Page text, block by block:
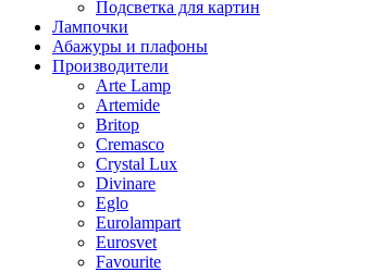
Подсветка для картин
Лампочки
Абажуры и плафоны
Производители
Arte Lamp
Artemide
Britop
Cremasco
Crystal Lux
Divinare
Eglo
Eurolampart
Eurosvet
Favourite